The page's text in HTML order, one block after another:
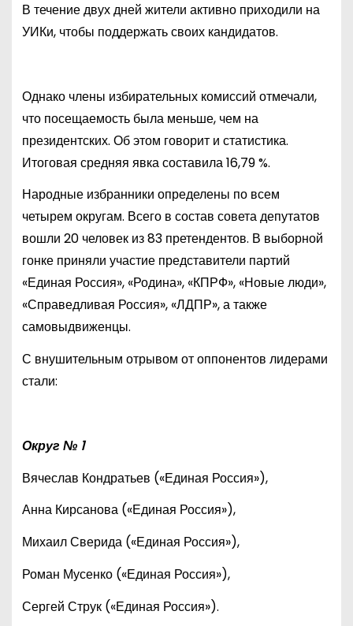
В течение двух дней жители активно приходили на
УИКи, чтобы поддержать своих кандидатов.
Однако члены избирательных комиссий отмечали,
что посещаемость была меньше, чем на
президентских. Об этом говорит и статистика.
Итоговая средняя явка составила 16,79 %.
Народные избранники определены по всем
четырем округам. Всего в состав совета депутатов
вошли 20 человек из 83 претендентов. В выборной
гонке приняли участие представители партий
«Единая Россия», «Родина», «КПРФ», «Новые люди»,
«Справедливая Россия», «ЛДПР», а также
самовыдвиженцы.
С внушительным отрывом от оппонентов лидерами
стали:
Округ № 1
Вячеслав Кондратьев («Единая Россия»),
Анна Кирсанова («Единая Россия»),
Михаил Сверида («Единая Россия»),
Роман Мусенко («Единая Россия»),
Сергей Струк («Единая Россия»).